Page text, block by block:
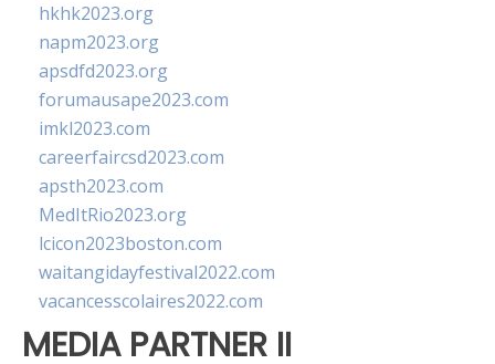
hkhk2023.org
napm2023.org
apsdfd2023.org
forumausape2023.com
imkl2023.com
careerfaircsd2023.com
apsth2023.com
MedItRio2023.org
lcicon2023boston.com
waitangidayfestival2022.com
vacancesscolaires2022.com
MEDIA PARTNER II